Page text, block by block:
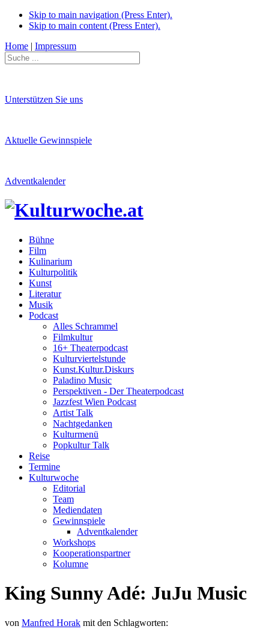
Skip to main navigation (Press Enter).
Skip to main content (Press Enter).
Home | Impressum
Unterstützen Sie uns
Aktuelle Gewinnspiele
Adventkalender
Bühne
Film
Kulinarium
Kulturpolitik
Kunst
Literatur
Musik
Podcast
Alles Schrammel
Filmkultur
16+ Theaterpodcast
Kulturviertelstunde
Kunst.Kultur.Diskurs
Paladino Music
Perspektiven - Der Theaterpodcast
Jazzfest Wien Podcast
Artist Talk
Nachtgedanken
Kulturmenü
Popkultur Talk
Reise
Termine
Kulturwoche
Editorial
Team
Mediendaten
Gewinnspiele
Adventkalender
Workshops
Kooperationspartner
Kolumne
King Sunny Adé: JuJu Music
von Manfred Horak mit den Schlagworten: